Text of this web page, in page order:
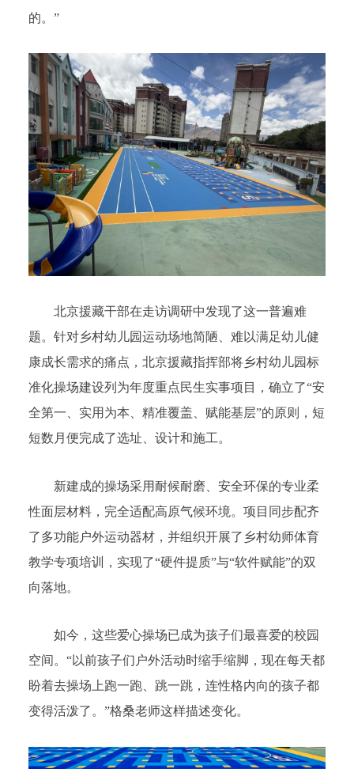
的。”
北京援藏干部在走访调研中发现了这一普遍难
题。针对乡村幼儿园运动场地简陋、难以满足幼儿健
康成长需求的痛点，北京援藏指挥部将乡村幼儿园标
准化操场建设列为年度重点民生实事项目，确立了“安
全第一、实用为本、精准覆盖、赋能基层”的原则，短
短数月便完成了选址、设计和施工。
新建成的操场采用耐候耐磨、安全环保的专业柔
性面层材料，完全适配高原气候环境。项目同步配齐
了多功能户外运动器材，并组织开展了乡村幼师体育
教学专项培训，实现了“硬件提质”与“软件赋能”的双
向落地。
如今，这些爱心操场已成为孩子们最喜爱的校园
空间。“以前孩子们户外活动时缩手缩脚，现在每天都
盼着去操场上跑一跑、跳一跳，连性格内向的孩子都
变得活泼了。”格桑老师这样描述变化。